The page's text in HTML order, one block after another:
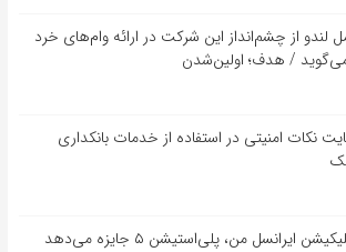
لندو از چشم‌انداز این شرکت در ارائه وام‌های خرد
می‌گوید / هدف؛ اولین‌شدن
نکات امنیتی در استفاده از خدمات بانکداری
ایرانسل من، پلی‌استیشن ۵ جایزه می‌دهد